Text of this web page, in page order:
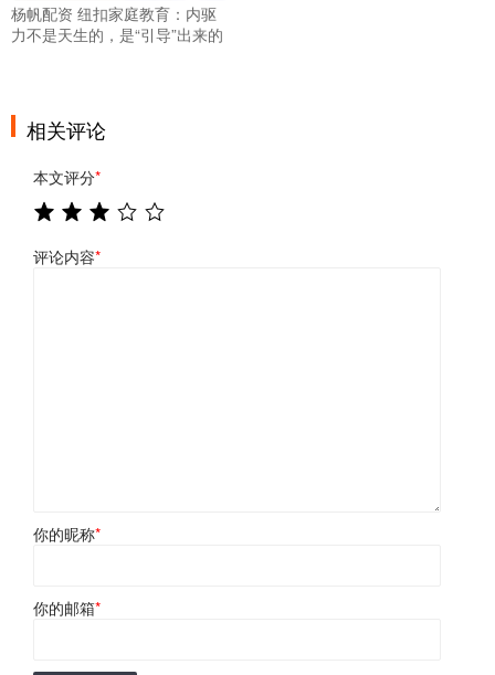
杨帆配资 纽扣家庭教育：内驱
力不是天生的，是“引导”出来的
相关评论
本文评分*
评论内容*
你的昵称*
你的邮箱*